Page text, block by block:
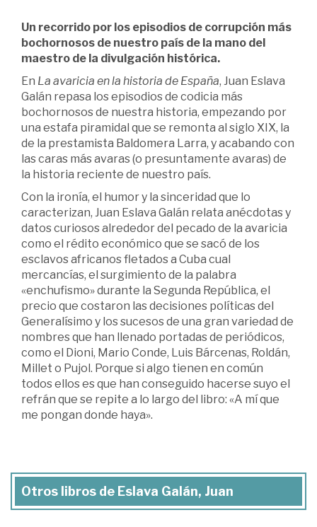
Un recorrido por los episodios de corrupción más
bochornosos de nuestro país de la mano del
maestro de la divulgación histórica.
En La avaricia en la historia de España, Juan Eslava
Galán repasa los episodios de codicia más
bochornosos de nuestra historia, empezando por
una estafa piramidal que se remonta al siglo XIX, la
de la prestamista Baldomera Larra, y acabando con
las caras más avaras (o presuntamente avaras) de
la historia reciente de nuestro país.
Con la ironía, el humor y la sinceridad que lo
caracterizan, Juan Eslava Galán relata anécdotas y
datos curiosos alrededor del pecado de la avaricia
como el rédito económico que se sacó de los
esclavos africanos fletados a Cuba cual
mercancías, el surgimiento de la palabra
«enchufismo» durante la Segunda República, el
precio que costaron las decisiones políticas del
Generalísimo y los sucesos de una gran variedad de
nombres que han llenado portadas de periódicos,
como el Dioni, Mario Conde, Luis Bárcenas, Roldán,
Millet o Pujol. Porque si algo tienen en común
todos ellos es que han conseguido hacerse suyo el
refrán que se repite a lo largo del libro: «A mí que
me pongan donde haya».
Otros libros de Eslava Galán, Juan